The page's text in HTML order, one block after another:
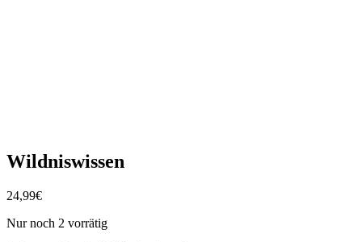
Wildniswissen
24,99€
Nur noch 2 vorrätig